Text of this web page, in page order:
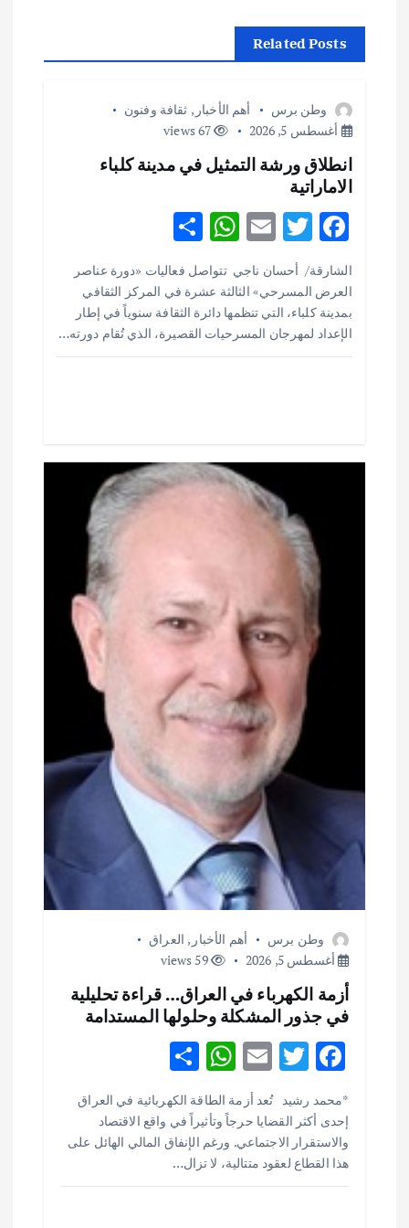
م
ت
Related Posts
وطن برس أهم الأخبار , ثقافة وفنون
أغسطس 5, 2026
67 views
انطلاق ورشة التمثيل في مدينة كلباء
الاماراتية
F
ac
e
b
o
T
w
it
te
r
E
ai
l
W
h
at
s
A
h
ar
e
الشارقة/ أحسان ناجي تتواصل فعاليات «دورة عناصر
العرض المسرحي» الثالثة عشرة في المركز الثقافي
بمدينة كلباء، التي تنظمها دائرة الثقافة سنوياً في إطار
الإعداد لمهرجان المسرحيات القصيرة، الذي تُقام دورته…
وطن برس أهم الأخبار , العراق
أغسطس 5, 2026
59 views
أزمة الكهرباء في العراق… قراءة تحليلية
في جذور المشكلة وحلولها المستدامة
F
e
b
o
T
w
it
te
r
E
m
ai
l
W
h
at
s
A
S
h
ar
e
*محمد رشيد تُعد أزمة الطاقة الكهربائية في العراق
إحدى أكثر القضايا حرجاً وتأثيراً في واقع الاقتصاد
والاستقرار الاجتماعي. ورغم الإنفاق المالي الهائل على
هذا القطاع لعقود متتالية، لا تزال…
اختتام ورشة السينوغرافيا في مدينة كلباء الاماراتية
أغسطس 3, 2026